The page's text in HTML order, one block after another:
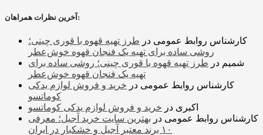
آخرین نظرات همراهان:
کارشناس روابط عمومی در طرز تهیه قهوه با قوری چینی؛
روشی ساده برای تهیه یک فنجان قهوه خوش‌عطر
شمیم در طرز تهیه قهوه با قوری چینی؛ روشی ساده برای
تهیه یک فنجان قهوه خوش‌عطر
کارشناس روابط عمومی در خرید و فروش لوازم یدکی
کوماتسو
اکبری در خرید و فروش لوازم یدکی کوماتسو
کارشناس روابط عمومی در بهترین سایت خرید آجیل؛ معرفی
۱۰ برند معتبر آجیل و خشکبار در ایران